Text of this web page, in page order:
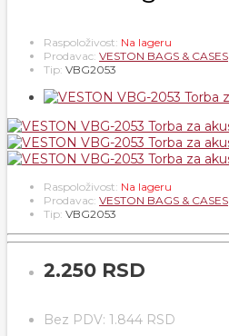
Raspoloživost: Na lageru
Prodavac: VESTON BAGS & CASES
Tip: VBG2053
Raspoloživost: Na lageru
Prodavac: VESTON BAGS & CASES
Tip: VBG2053
2.250 RSD
Bez PDV: 1.844 RSD